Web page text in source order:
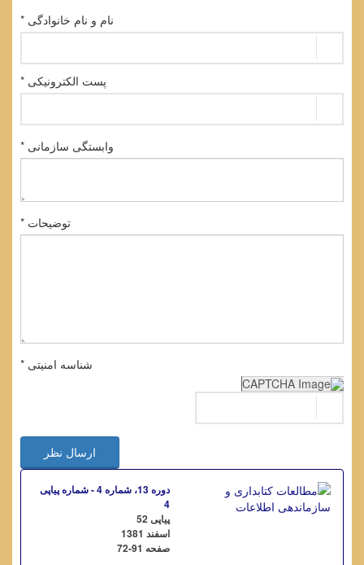
نام و نام خانوادگی *
پست الکترونیکی *
وابستگی سازمانی *
توضیحات *
شناسه امنیتی *
ارسال نظر
دوره 13، شماره 4 - شماره پیاپی
4
پیاپی 52
اسفند 1381
صفحه 72-91